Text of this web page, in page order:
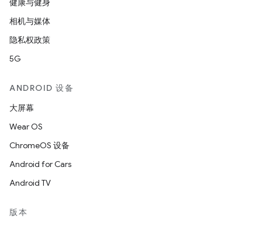
健康与健身
相机与媒体
隐私权政策
5G
ANDROID 设备
大屏幕
Wear OS
ChromeOS 设备
Android for Cars
Android TV
版本